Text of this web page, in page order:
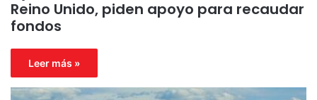
Reino Unido, piden apoyo para recaudar
fondos
Leer más »